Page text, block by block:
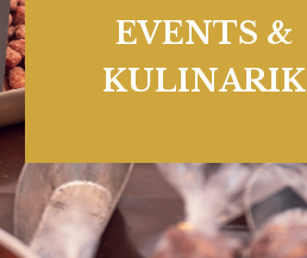
EVENTS &
KULINARIK